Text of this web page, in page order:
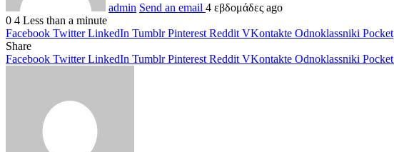
admin Send an email 4 εβδομάδες ago
0 4 Less than a minute
Facebook Twitter LinkedIn Tumblr Pinterest Reddit VKontakte Odnoklassniki Pocket
Share
Facebook Twitter LinkedIn Tumblr Pinterest Reddit VKontakte Odnoklassniki Pocket